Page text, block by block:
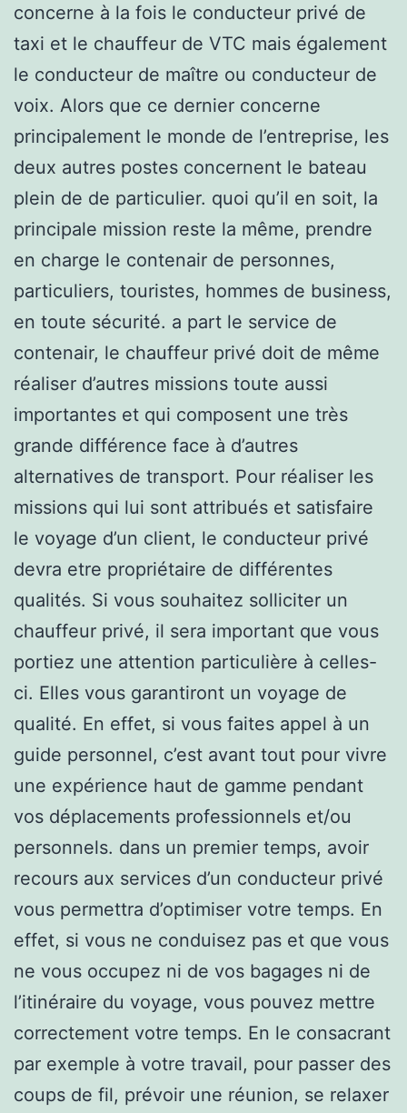
concerne à la fois le conducteur privé de
taxi et le chauffeur de VTC mais également
le conducteur de maître ou conducteur de
voix. Alors que ce dernier concerne
principalement le monde de l’entreprise, les
deux autres postes concernent le bateau
plein de de particulier. quoi qu’il en soit, la
principale mission reste la même, prendre
en charge le contenair de personnes,
particuliers, touristes, hommes de business,
en toute sécurité. a part le service de
contenair, le chauffeur privé doit de même
réaliser d’autres missions toute aussi
importantes et qui composent une très
grande différence face à d’autres
alternatives de transport. Pour réaliser les
missions qui lui sont attribués et satisfaire
le voyage d’un client, le conducteur privé
devra etre propriétaire de différentes
qualités. Si vous souhaitez solliciter un
chauffeur privé, il sera important que vous
portiez une attention particulière à celles-
ci. Elles vous garantiront un voyage de
qualité. En effet, si vous faites appel à un
guide personnel, c’est avant tout pour vivre
une expérience haut de gamme pendant
vos déplacements professionnels et/ou
personnels. dans un premier temps, avoir
recours aux services d’un conducteur privé
vous permettra d’optimiser votre temps. En
effet, si vous ne conduisez pas et que vous
ne vous occupez ni de vos bagages ni de
l’itinéraire du voyage, vous pouvez mettre
correctement votre temps. En le consacrant
par exemple à votre travail, pour passer des
coups de fil, prévoir une réunion, se relaxer